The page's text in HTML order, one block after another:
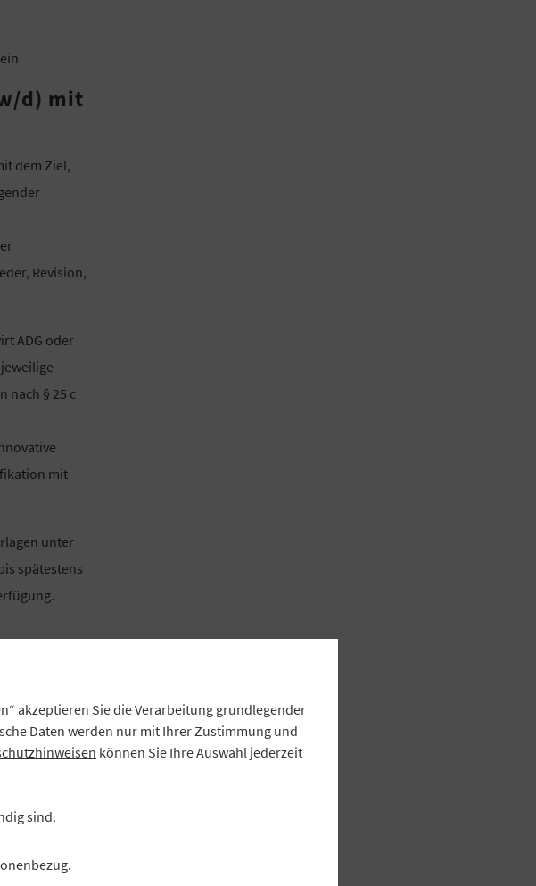
d) mit
dem Ziel,
Revision,
ADG oder
nach § 25 c
mit
unter
spätestens
akzeptieren Sie die Verarbeitung grundlegender
Daten werden nur mit Ihrer Zustimmung und
können Sie Ihre Auswahl jederzeit
sind.